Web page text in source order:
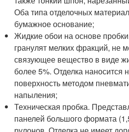
Оба типа отделочных
бумажное основание;
Жидкие обои на основе
гранулят мелких фракций, не
связующее вещество в виде
более 5%. Отделка наносится
поверхность методом
напыления;
Техническая пробка.
панелей большого формата